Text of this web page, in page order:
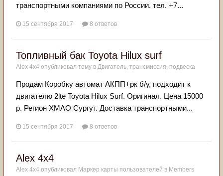
транспортными компаниями по России. тел. +7...
15 сентября 2017 8 ответов
Топливный бак Toyota Hilux surf
Alex 4x4 опубликовал тему в Двигатель, трансмиссия, подвеска
Продам Коробку автомат АКПП+рк б/у, подходит к
двигателю 2lte Toyota Hilux Surf. Оригинал. Цена 15000
р. Регион ХМАО Сургут. Доставка транспортными...
15 сентября 2017 8 ответов
Alex 4x4
Alex 4x4 опубликовал Маркер карты пользователей в Members